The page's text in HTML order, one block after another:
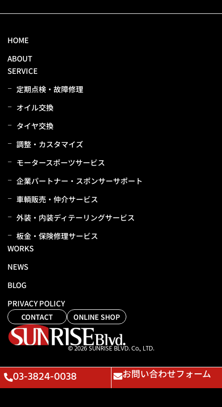
HOME
ABOUT
SERVICE
定期点検・故障修理
オイル交換
タイヤ交換
調整・カスタマイズ
モータースポーツサービス
企業パートナー・スポンサーサポート
⾞輌販売・仲介サービス
外装・内装ディテーリングサービス
板⾦・保険修理サービス
WORKS
NEWS
BLOG
PRIVACY POLICY
CONTACT ONLINE SHOP
© 2026 SUNRISE BLVD. Co., LTD.
03-3824-0038 お問い合わせフォーム